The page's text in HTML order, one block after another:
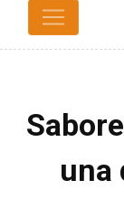
una